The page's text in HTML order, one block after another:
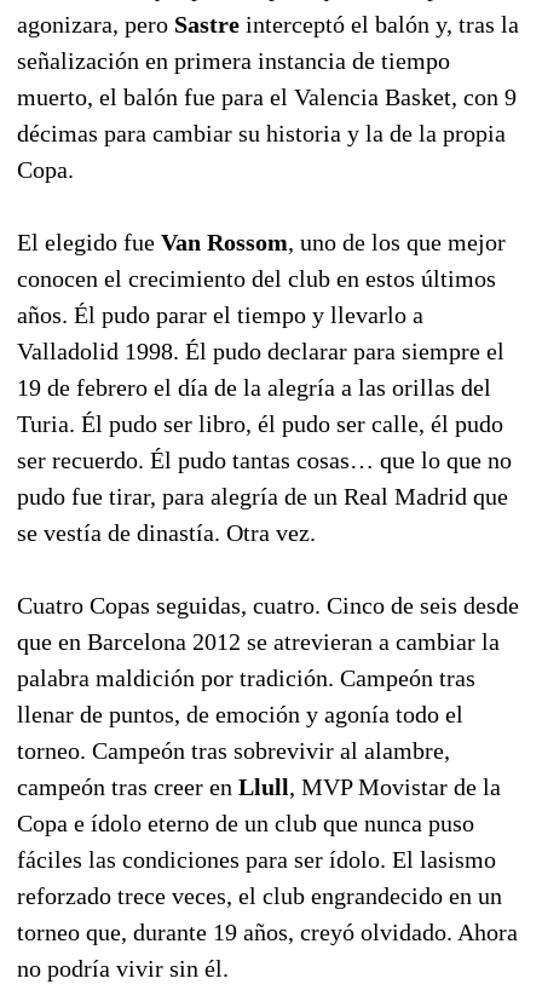
agonizara, pero Sastre interceptó el balón y, tras la
señalización en primera instancia de tiempo
muerto, el balón fue para el Valencia Basket, con 9
décimas para cambiar su historia y la de la propia
Copa.
El elegido fue Van Rossom, uno de los que mejor
conocen el crecimiento del club en estos últimos
años. Él pudo parar el tiempo y llevarlo a
Valladolid 1998. Él pudo declarar para siempre el
19 de febrero el día de la alegría a las orillas del
Turia. Él pudo ser libro, él pudo ser calle, él pudo
ser recuerdo. Él pudo tantas cosas… que lo que no
pudo fue tirar, para alegría de un Real Madrid que
se vestía de dinastía. Otra vez.
Cuatro Copas seguidas, cuatro. Cinco de seis desde
que en Barcelona 2012 se atrevieran a cambiar la
palabra maldición por tradición. Campeón tras
llenar de puntos, de emoción y agonía todo el
torneo. Campeón tras sobrevivir al alambre,
campeón tras creer en Llull, MVP Movistar de la
Copa e ídolo eterno de un club que nunca puso
fáciles las condiciones para ser ídolo. El lasismo
reforzado trece veces, el club engrandecido en un
torneo que, durante 19 años, creyó olvidado. Ahora
no podría vivir sin él.